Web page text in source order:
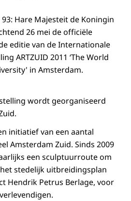
93: Hare Majesteit de Koningin
26 mei de officiële
editie van de Internationale
ARTZUID 2011 ‘The World
in Amsterdam.
wordt georganiseerd
initiatief van een aantal
Amsterdam Zuid. Sinds 2009
een sculptuurroute om
stedelijk uitbreidingsplan
Hendrik Petrus Berlage, voor